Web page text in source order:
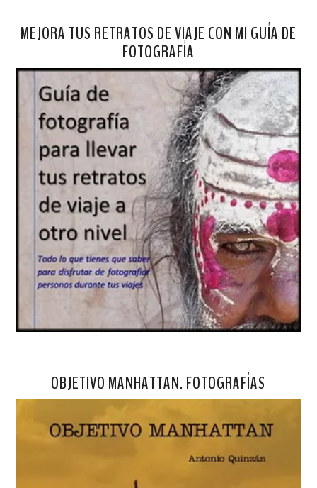
MEJORA TUS RETRATOS DE VIAJE CON MI GUÍA DE
FOTOGRAFÍA
OBJETIVO MANHATTAN. FOTOGRAFÍAS